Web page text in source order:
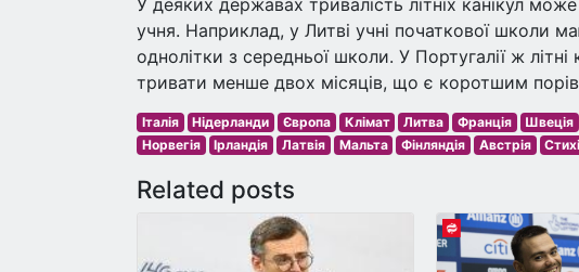
У деяких державах тривалість літніх канікул
учня. Наприклад, у Литві учні початкової школи
однолітки з середньої школи. У Португалії ж
тривати менше двох місяців, що є коротшим
Італія Нідерланди Європа Клімат Литва Франція Швеція
Норвегія
Ірландія Латвія Мальта Фінляндія Австрія
Related posts